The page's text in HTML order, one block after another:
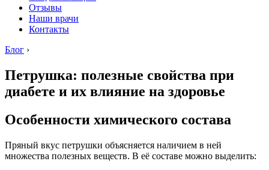
Отзывы
Наши врачи
Контакты
Блог ›
Петрушка: полезные свойства при
диабете и их влияние на здоровье
Особенности химического состава
Пряный вкус петрушки объясняется наличием в ней
множества полезных веществ. В её составе можно выделить: